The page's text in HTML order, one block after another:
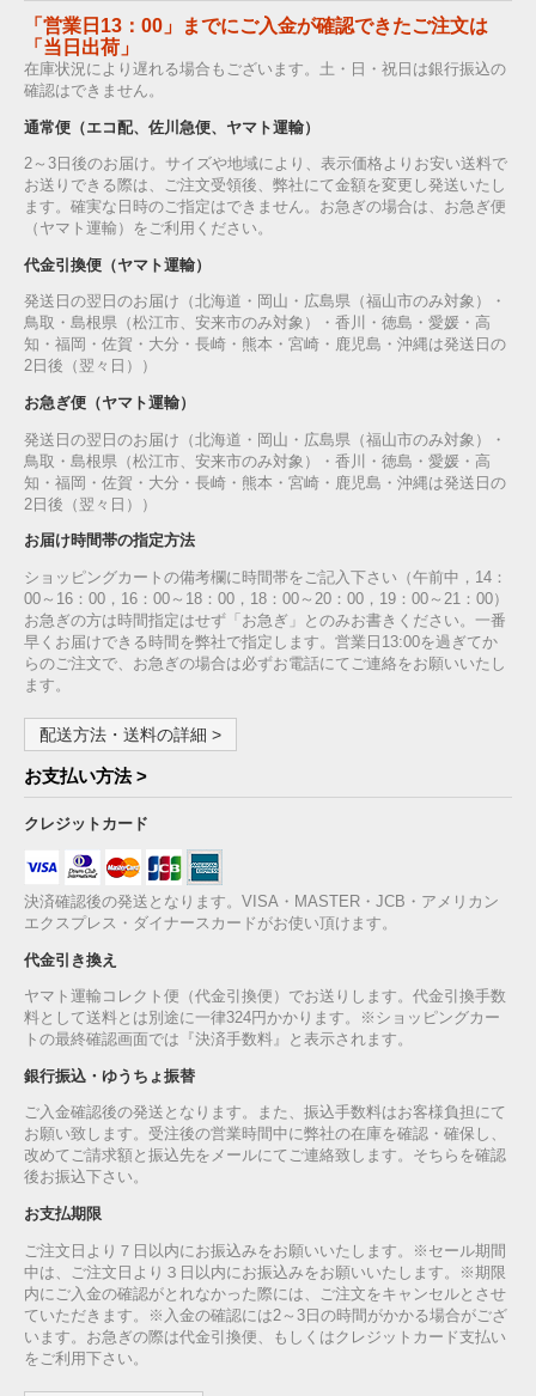
「営業日13：00」までにご入金が確認できたご注文は
「当日出荷」
在庫状況により遅れる場合もございます。土・日・祝日は銀行振込の
確認はできません。
通常便（エコ配、佐川急便、ヤマト運輸）
2～3日後のお届け。サイズや地域により、表示価格よりお安い送料で
お送りできる際は、ご注文受領後、弊社にて金額を変更し発送いたし
ます。確実な日時のご指定はできません。お急ぎの場合は、お急ぎ便
（ヤマト運輸）をご利用ください。
代金引換便（ヤマト運輸）
発送日の翌日のお届け（北海道・岡山・広島県（福山市のみ対象）・
鳥取・島根県（松江市、安来市のみ対象）・香川・徳島・愛媛・高
知・福岡・佐賀・大分・長崎・熊本・宮崎・鹿児島・沖縄は発送日の
2日後（翌々日））
お急ぎ便（ヤマト運輸）
発送日の翌日のお届け（北海道・岡山・広島県（福山市のみ対象）・
鳥取・島根県（松江市、安来市のみ対象）・香川・徳島・愛媛・高
知・福岡・佐賀・大分・長崎・熊本・宮崎・鹿児島・沖縄は発送日の
2日後（翌々日））
お届け時間帯の指定方法
ショッピングカートの備考欄に時間帯をご記入下さい（午前中，14：
00～16：00，16：00～18：00，18：00～20：00，19：00～21：00）
お急ぎの方は時間指定はせず「お急ぎ」とのみお書きください。一番
早くお届けできる時間を弊社で指定します。営業日13:00を過ぎてか
らのご注文で、お急ぎの場合は必ずお電話にてご連絡をお願いいたし
ます。
配送方法・送料の詳細 >
お支払い方法 >
クレジットカード
決済確認後の発送となります。VISA・MASTER・JCB・アメリカン
エクスプレス・ダイナースカードがお使い頂けます。
代金引き換え
ヤマト運輸コレクト便（代金引換便）でお送りします。代金引換手数
料として送料とは別途に一律324円かかります。※ショッピングカー
トの最終確認画面では『決済手数料』と表示されます。
銀行振込・ゆうちょ振替
ご入金確認後の発送となります。また、振込手数料はお客様負担にて
お願い致します。受注後の営業時間中に弊社の在庫を確認・確保し、
改めてご請求額と振込先をメールにてご連絡致します。そちらを確認
後お振込下さい。
お支払期限
ご注文日より７日以内にお振込みをお願いいたします。※セール期間
中は、ご注文日より３日以内にお振込みをお願いいたします。※期限
内にご入金の確認がとれなかった際には、ご注文をキャンセルとさせ
ていただきます。※入金の確認には2～3日の時間がかかる場合がござ
います。お急ぎの際は代金引換便、もしくはクレジットカード支払い
をご利用下さい。